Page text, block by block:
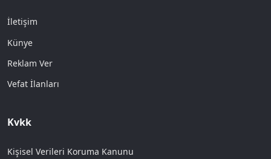
İletişim
Künye
Reklam Ver
Vefat İlanları
Kvkk
Kişisel Verileri Koruma Kanunu